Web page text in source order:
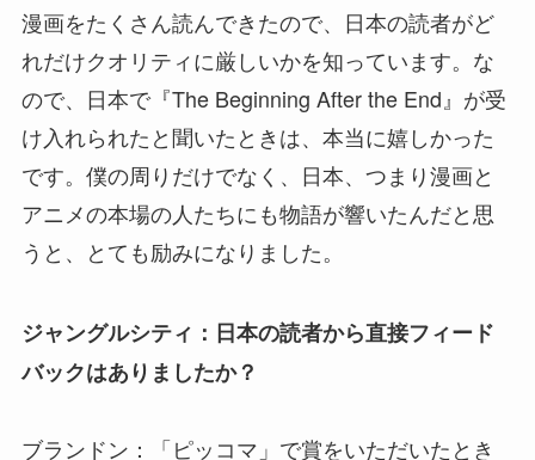
漫画をたくさん読んできたので、日本の読者がど
れだけクオリティに厳しいかを知っています。な
ので、日本で『The Beginning After the End』が受
け入れられたと聞いたときは、本当に嬉しかった
です。僕の周りだけでなく、日本、つまり漫画と
アニメの本場の人たちにも物語が響いたんだと思
うと、とても励みになりました。
ジャングルシティ：日本の読者から直接フィード
バックはありましたか？
ブランドン：「ピッコマ」で賞をいただいたとき